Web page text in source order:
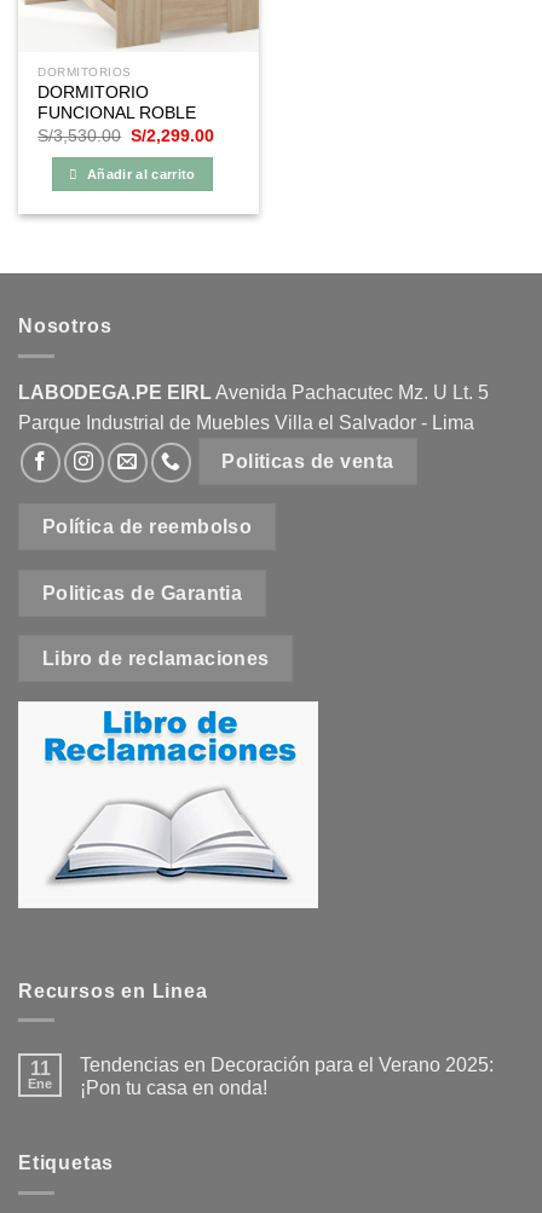
elegir
página
de
producto
DORMITORIOS
DORMITORIO
FUNCIONAL ROBLE
S/3,530.00 El
precio
original
era:
S/3,530.00.
S/2,299.00El
Añadir al carrito
Nosotros
LABODEGA.PE EIRLAvenida Pachacutec Mz. U Lt. 5
Parque Industrial de Muebles Villa el Salvador - Lima
Politicas de venta
Política de reembolso
Politicas de Garantia
Libro de reclamaciones
Recursos en Linea
11
Ene
Tendencias en Decoración para el Verano 2025:
¡Pon tu casa en onda!
en
Etiquetas